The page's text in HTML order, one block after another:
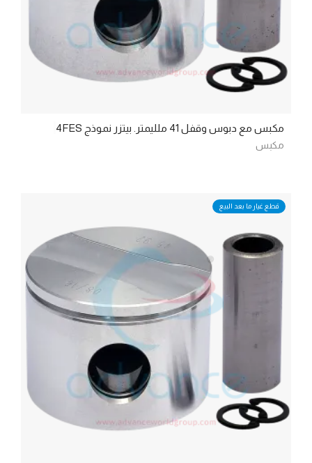
مكبس مع دبوس وقفل 41 ملليمتر. بيتزر نموذج 4FES
مكبس
قطع غيار ما بعد البيع